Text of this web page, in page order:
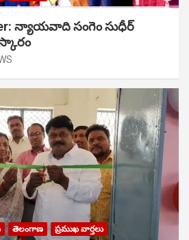
న్యాయవాది సంగెం సుధీర్
తెలంగాణ
ప్రముఖ వార్తలు